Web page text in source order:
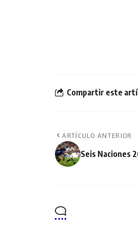
Compartir este
ARTÍCULO ANTERIOR
Seis Naciones